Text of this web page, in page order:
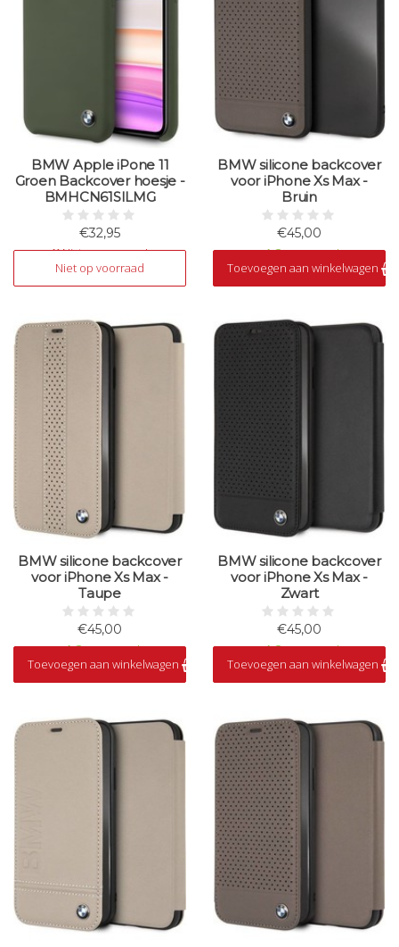
BMW Apple iPone 11
Groen Backcover hoesje -
BMHCN61SILMG
€32,95
Niet op voorraad
Niet op voorraad
BMW silicone backcover
voor iPhone Xs Max -
Bruin
€45,00
Op voorraad
Toevoegen aan winkelwagen
BMW silicone backcover
voor iPhone Xs Max -
Taupe
€45,00
Op voorraad
Toevoegen aan winkelwagen
BMW silicone backcover
voor iPhone Xs Max -
Zwart
€45,00
Op voorraad
Toevoegen aan winkelwagen